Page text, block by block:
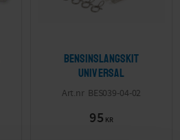
Bensinslangskit
Universal
BES039-04-02
95 KR